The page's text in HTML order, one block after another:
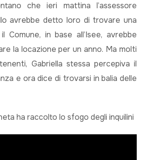
che ieri mattina l’assessore
avrebbe detto loro di trovare una
in base all’Isee, avrebbe
la locazione per un anno. Ma molti
Gabriella stessa percepiva il
e ora dice di trovarsi in balia delle
ha raccolto lo sfogo degli inquilini